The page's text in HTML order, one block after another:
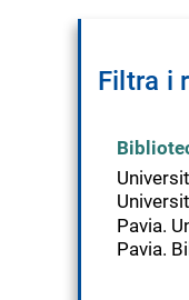
Filtra i
Pavia.